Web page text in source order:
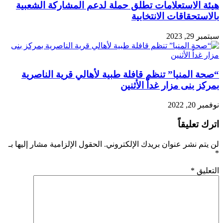
هيئة الاستعلامات تطلق حملة لدعم المشاركة الشعبية
بالاستحقاقات الانتخابية
سبتمبر 29, 2023
“صحة المنيا” تنظم قافلة طبية لأهالي قرية الناصرية
بمركز بنى مزار غداٌ الأثنين
نوفمبر 20, 2022
اترك تعليقاً
لن يتم نشر عنوان بريدك الإلكتروني. الحقول الإلزامية مشار إليها بـ
*
التعليق *